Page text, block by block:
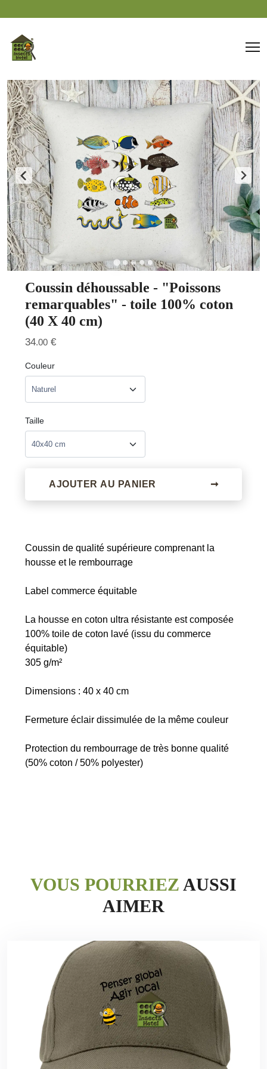
Coussin déhoussable - "Poissons
remarquables" - toile 100% coton
(40 X 40 cm)
34.00 €
Couleur
Taille
AJOUTER AU PANIER ➞
Coussin de qualité supérieure comprenant la
housse et le rembourrage
Label commerce équitable
La housse en coton ultra résistante est composée
100% toile de coton lavé (issu du commerce
équitable)
305 g/m²
Dimensions : 40 x 40 cm
Fermeture éclair dissimulée de la même couleur
Protection du rembourrage de très bonne qualité
(50% coton / 50% polyester)
VOUS POURRIEZ AUSSI
AIMER